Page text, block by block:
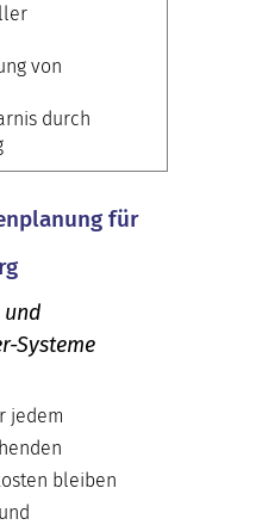
von
durch
für
und
Systeme
jedem
bleiben